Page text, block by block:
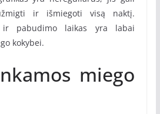
ir išmiegoti visą naktį.
ir pabudimo laikas yra labai
kokybei.
miego